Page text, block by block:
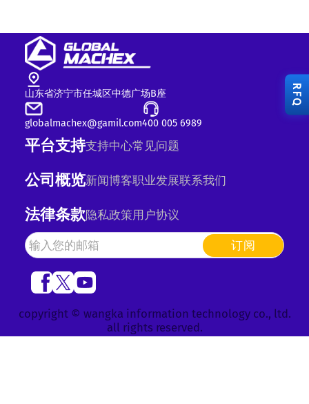
山东省济宁市任城区中德广场B座
globalmachex@gamil.com400 005 6989
平台支持支持中心常见问题
公司概览新闻博客职业发展联系我们
法律条款隐私政策用户协议
订阅
copyright © wangka information technology co., ltd.
all rights reserved.
RFQ